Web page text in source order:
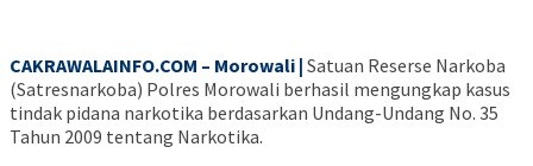
CAKRAWALAINFO.COM – Morowali | Satuan Reserse Narkoba
(Satresnarkoba) Polres Morowali berhasil mengungkap kasus
tindak pidana narkotika berdasarkan Undang-Undang No. 35
Tahun 2009 tentang Narkotika.